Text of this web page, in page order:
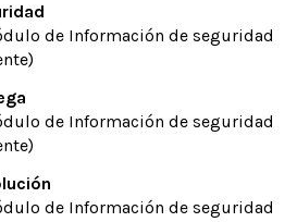
de Información de seguridad
de Información de seguridad
de Información de seguridad